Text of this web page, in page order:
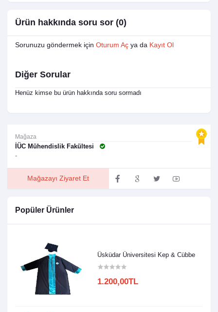
Mağaza
İÜC Mühendislik Fakültesi
-
Mağazayı Ziyaret Et
Popüler Ürünler
Üsküdar Üniversitesi Kep & Cübbe
1.200,00TL
Ürün hakkında soru sor (0)
Sorunuzu göndermek için Oturum Aç ya da Kayıt Ol
Diğer Sorular
Henüz kimse bu ürün hakkında soru sormadı